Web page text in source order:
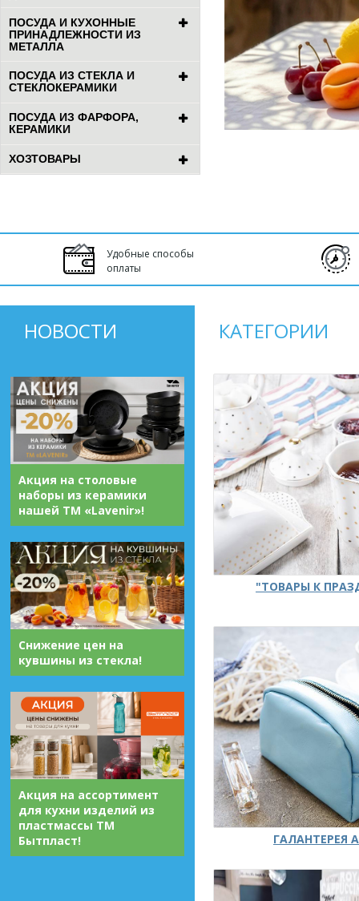
ПОСУДА И КУХОННЫЕ
ПРИНАДЛЕЖНОСТИ ИЗ
МЕТАЛЛА
ПОСУДА ИЗ СТЕКЛА И
СТЕКЛОКЕРАМИКИ
ПОСУДА ИЗ ФАРФОРА,
КЕРАМИКИ
ХОЗТОВАРЫ
Удобные способы
оплаты
НОВОСТИ
Акция на столовые
наборы из керамики
нашей ТМ «Lavenir»!
Снижение цен на
кувшины из стекла!
Акция на ассортимент
для кухни изделий из
пластмассы ТМ
Бытпласт!
КАТЕГОРИИ
"ТОВАРЫ К
ГАЛАНТЕРЕЯ